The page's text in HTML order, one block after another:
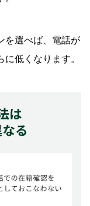
を選べば、電話が
低くなります。